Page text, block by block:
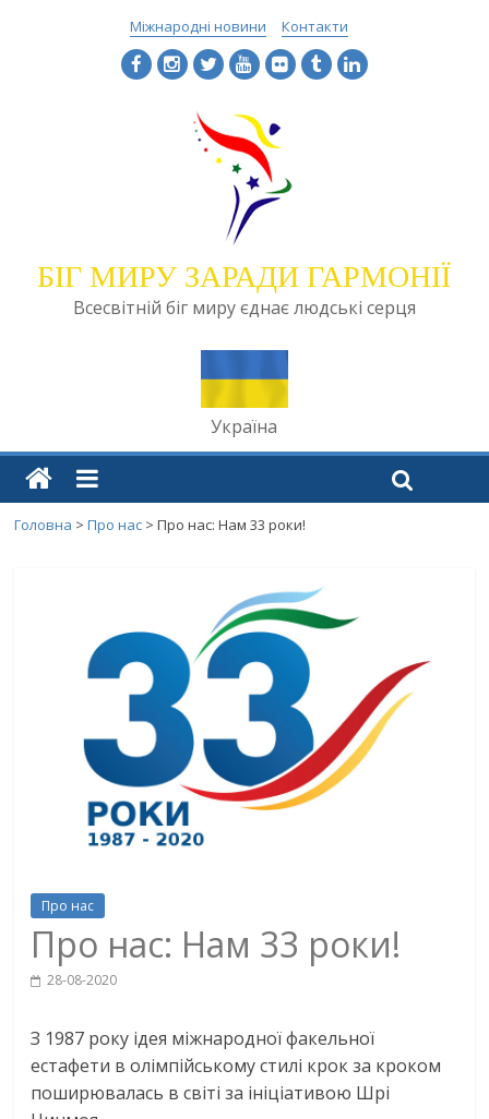
Міжнародні новини Контакти
БІГ МИРУ ЗАРАДИ ГАРМОНІЇ
Всесвітній біг миру єднає людські серця
Україна
Головна >Про нас >Про нас: Нам 33 роки!
Про нас
Про нас: Нам 33 роки!
28-08-2020
З 1987 року ідея міжнародної факельної
естафети в олімпійському стилі крок за кроком
поширювалась в світі за ініціативою Шрі